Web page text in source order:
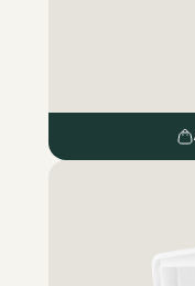
tampon, et
pour le